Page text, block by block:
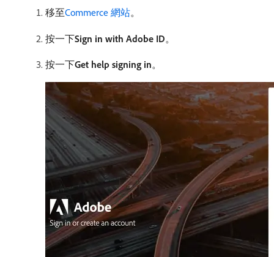
移至Commerce 網站。
按一下​Sign in with Adobe ID。
按一下​Get help signing in。